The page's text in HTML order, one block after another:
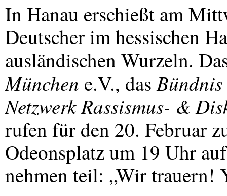
In Hanau erschießt am
Deutscher im hessischen
ausländischen Wurzeln.
München e.V., das
Netzwerk Rassismus- &
rufen für den 20. Februar
Odeonsplatz um 19 Uhr
nehmen teil: „Wir trauern!